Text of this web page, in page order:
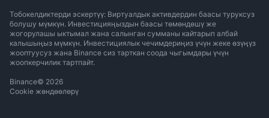
Тобокелдиктерди эскертүү: Виртуалдык активдердин баасы туруксуз
болушу мүмкүн. Инвестицияңыздын баасы төмөндөшү же
жогорулашы ыктымал жана салынган сумманы кайтарып албай
калышыңыз мүмкүн. Инвестициялык чечимдериңиз үчүн жеке өзүңүз
жооптуусуз жана Binance сиз тарткан соода чыгымдары үчүн
жоопкерчилик тартпайт.
Binance© 2026
Cookie жөндөөлөрү